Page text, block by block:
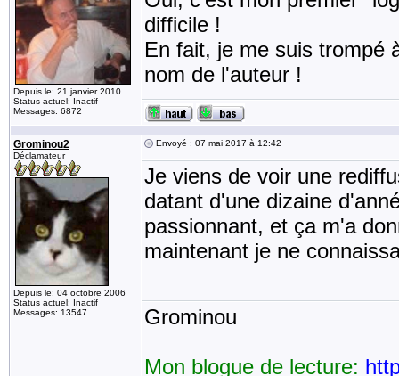
Depuis le: 21 janvier 2010
Status actuel: Inactif
Messages: 6872
difficile !
En fait, je me suis trompé
nom de l'auteur !
Grominou2
Déclamateur
Depuis le: 04 octobre 2006
Status actuel: Inactif
Messages: 13547
Envoyé : 07 mai 2017 à 12:42
Je viens de voir une
datant d'une dizaine
passionnant, et ça m'a
maintenant je ne
Grominou
Mon blogue de lecture: